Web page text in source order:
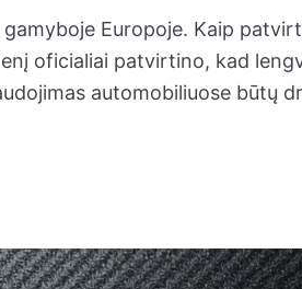
Europoje. Kaip
oficialiai patvirtino, kad
automobiliuose būtų